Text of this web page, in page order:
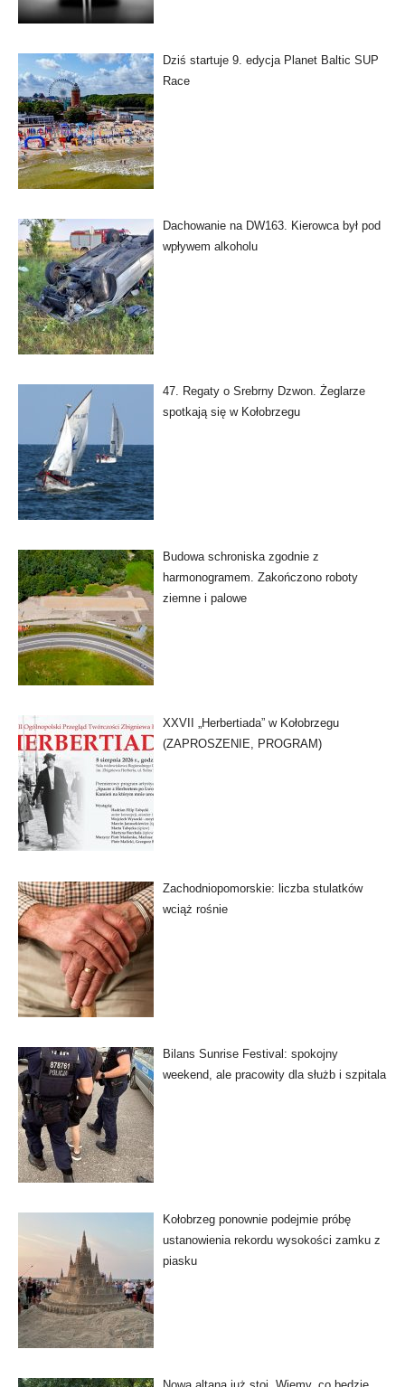
Dziś startuje 9. edycja Planet Baltic SUP
Race
Dachowanie na DW163. Kierowca był pod
wpływem alkoholu
47. Regaty o Srebrny Dzwon. Żeglarze
spotkają się w Kołobrzegu
Budowa schroniska zgodnie z
harmonogramem. Zakończono roboty
ziemne i palowe
XXVII „Herbertiada” w Kołobrzegu
(ZAPROSZENIE, PROGRAM)
Zachodniopomorskie: liczba stulatków
wciąż rośnie
Bilans Sunrise Festival: spokojny
weekend, ale pracowity dla służb i szpitala
Kołobrzeg ponownie podejmie próbę
ustanowienia rekordu wysokości zamku z
piasku